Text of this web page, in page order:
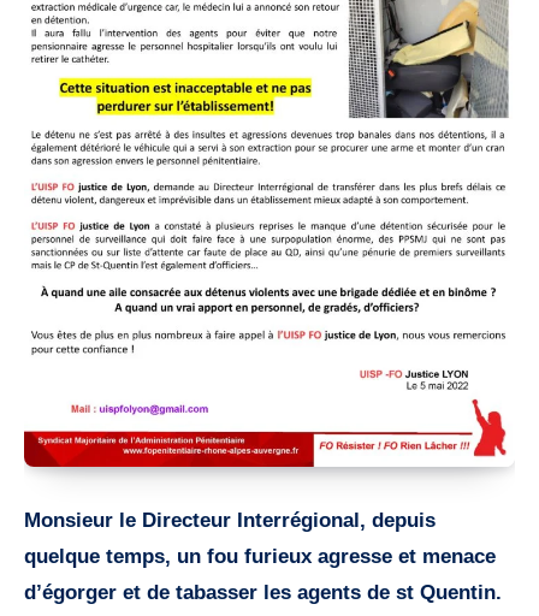
Monsieur le Directeur Interrégional, depuis
quelque temps, un fou furieux agresse et menace
d’égorger et de tabasser les agents de st Quentin.